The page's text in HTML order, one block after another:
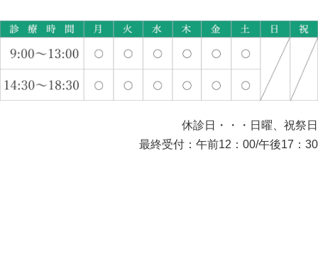
休診日・・・日曜、祝祭日
最終受付：午前12：00/午後17：30